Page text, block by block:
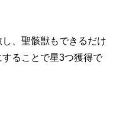
、聖骸獣もできるだけ
ることで星3つ獲得で